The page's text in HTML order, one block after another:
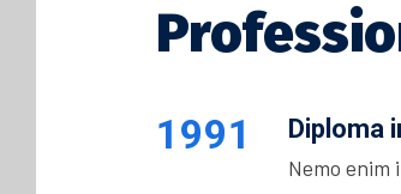
1991 Diploma
Nemo